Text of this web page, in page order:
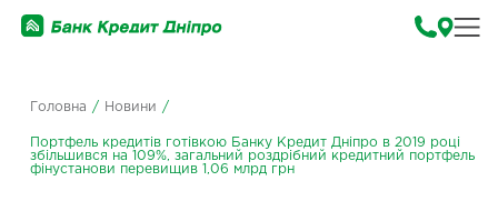
Головна / Новини /
Портфель кредитів готівкою Банку Кредит Дніпро в 2019 році
збільшився на 109%, загальний роздрібний кредитний портфель
фінустанови перевищив 1,06 млрд грн